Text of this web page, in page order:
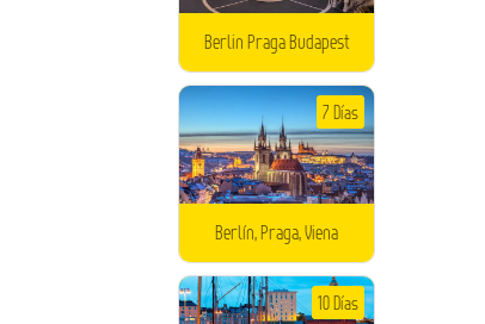
Berlin Praga Budapest
Berlín, Praga, Viena
7 Días
10 Días